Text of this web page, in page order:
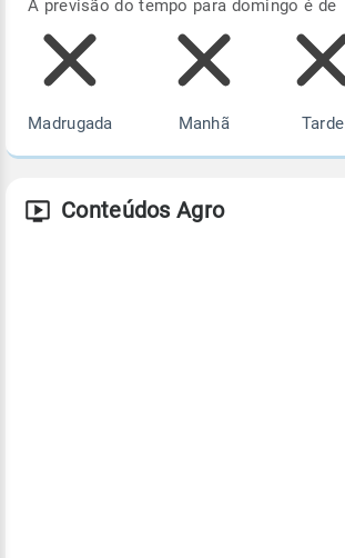
A previsão do tempo para domingo é de
Madrugada Manhã Tarde
Conteúdos Agro